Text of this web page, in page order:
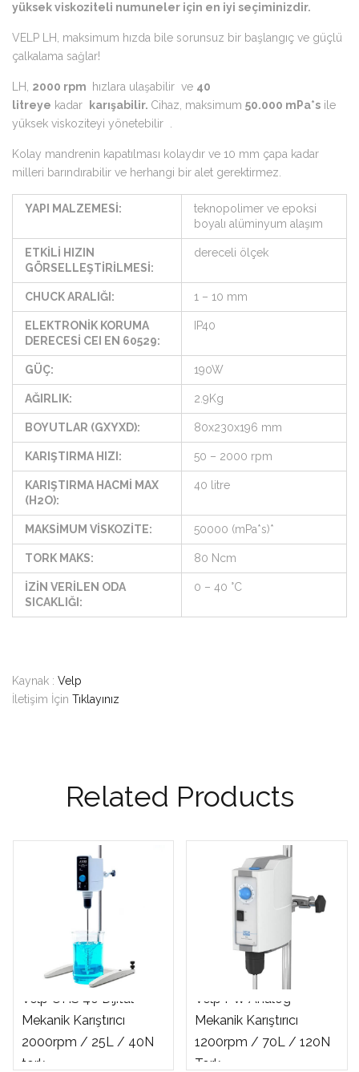
yüksek viskoziteli numuneler için en iyi seçiminizdir.
VELP LH, maksimum hızda bile sorunsuz bir başlangıç ​​ve güçlü
çalkalama sağlar!
LH, 2000 rpm hızlara ulaşabilir ve 40
litreye kadar karışabilir. Cihaz, maksimum 50.000 mPa*s ile
yüksek viskoziteyi yönetebilir .
Kolay mandrenin kapatılması kolaydır ve 10 mm çapa kadar
milleri barındırabilir ve herhangi bir alet gerektirmez.
YAPI MALZEMESİ:
teknopolimer ve epoksi
boyalı alüminyum alaşım
ETKİLİ HIZIN
GÖRSELLEŞTİRİLMESİ:
dereceli ölçek
CHUCK ARALIĞI: 1 – 10 mm
ELEKTRONİK KORUMA
DERECESİ CEI EN 60529:
IP40
GÜÇ: 190W
AĞIRLIK: 2.9Kg
BOYUTLAR (GXYXD): 80x230x196 mm
KARIŞTIRMA HIZI: 50 – 2000 rpm
KARIŞTIRMA HACMİ MAX
(H2O):
40 litre
MAKSİMUM VİSKOZİTE: 50000 (mPa*s)*
TORK MAKS: 80 Ncm
İZİN VERİLEN ODA
SICAKLIĞI:
0 – 40 °C
Kaynak : Velp
İletişim İçin Tıklayınız
Related Products
Velp OHS 40 Dijital
Mekanik Karıştırıcı
2000rpm / 25L / 40N
tork
Velp PW Analog
Mekanik Karıştırıcı
1200rpm / 70L / 120N
Tork